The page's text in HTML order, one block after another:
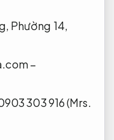
Phường 14,
–
303 916 (Mrs.